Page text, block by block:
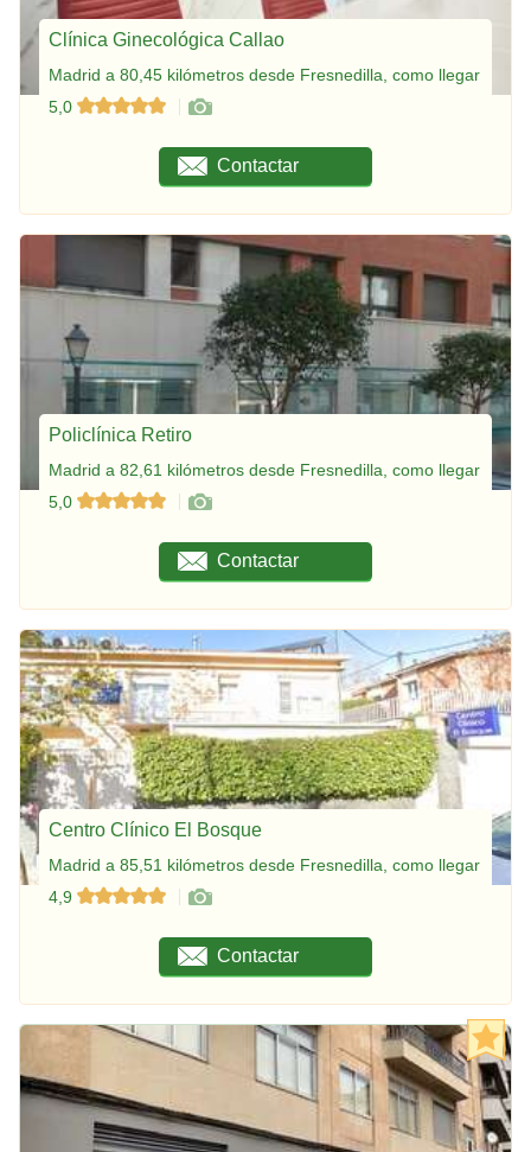
Clínica Ginecológica Callao
Madrid a 80,45 kilómetros desde Fresnedilla, como llegar
5,0
Contactar
Policlínica Retiro
Madrid a 82,61 kilómetros desde Fresnedilla, como llegar
5,0
Contactar
Centro Clínico El Bosque
Madrid a 85,51 kilómetros desde Fresnedilla, como llegar
4,9
Contactar